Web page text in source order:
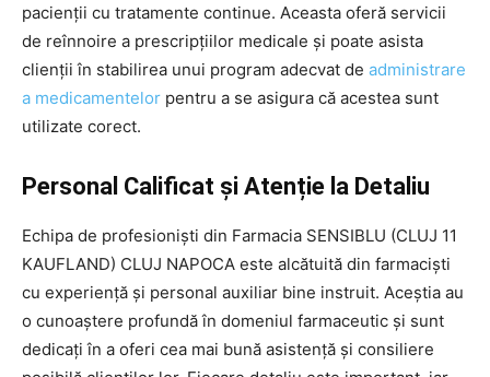
pacienții cu tratamente continue. Aceasta oferă servicii
de reînnoire a prescripțiilor medicale și poate asista
clienții în stabilirea unui program adecvat de administrare
a medicamentelor pentru a se asigura că acestea sunt
utilizate corect.
Personal Calificat și Atenție la Detaliu
Echipa de profesioniști din Farmacia SENSIBLU (CLUJ 11
KAUFLAND) CLUJ NAPOCA este alcătuită din farmaciști
cu experiență și personal auxiliar bine instruit. Aceștia au
o cunoaștere profundă în domeniul farmaceutic și sunt
dedicați în a oferi cea mai bună asistență și consiliere